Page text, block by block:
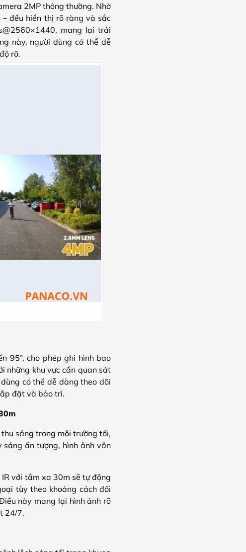
2MP thông thường. Nhờ
đều hiển thị rõ ràng và sắc
mang lại trải
này, người dùng có thể dễ
rõ.
95°, cho phép ghi hình bao
những khu vực cần quan sát
có thể dễ dàng theo dõi
đặt và bảo trì.
sáng trong môi trường tối,
sáng ấn tượng, hình ảnh vẫn
với tầm xa 30m sẽ tự động
tùy theo khoảng cách đối
này mang lại hình ảnh rõ
24/7.